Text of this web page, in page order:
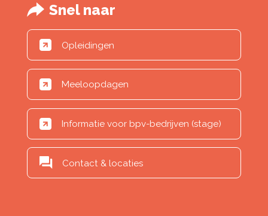
Snel naar
Opleidingen
Meeloopdagen
Informatie voor bpv-bedrijven (stage)
Contact & locaties